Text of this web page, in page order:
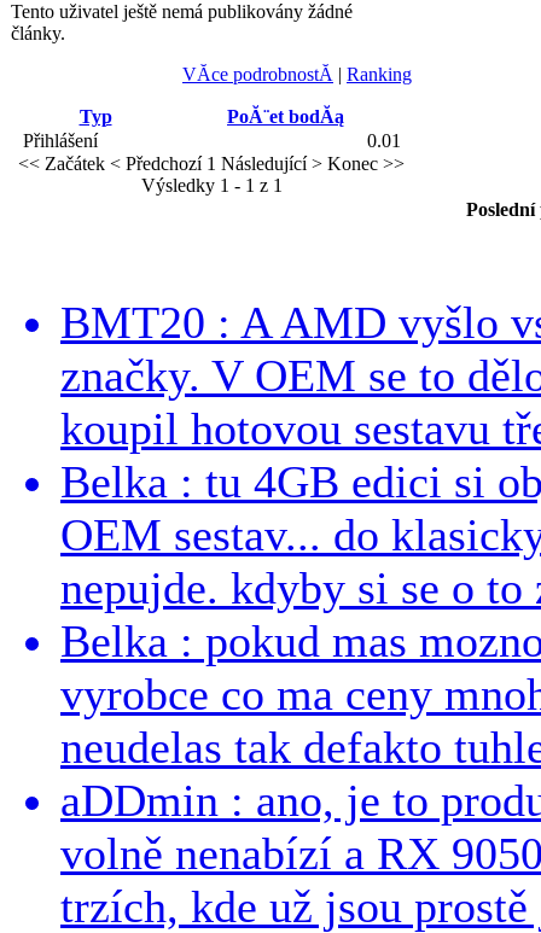
Tento uživatel ještě nemá publikovány žádné
články.
VĂ­ce podrobnostĂ­ | Ranking
Typ
PoĂ¨et bodĂą
Přihlášení
0.01
<< Začátek < Předchozí 1 Následující > Konec >>
Výsledky 1 - 1 z 1
BMT20 : A AMD vyšlo
značky. V OEM se to
koupil hotovou sestavu
Belka : tu 4GB edici si
OEM sestav... do
nepujde. kdyby si se o
Belka : pokud mas
vyrobce co ma ceny
neudelas tak defakto
aDDmin : ano, je to
volně nenabízí a RX
trzích, kde už jsou